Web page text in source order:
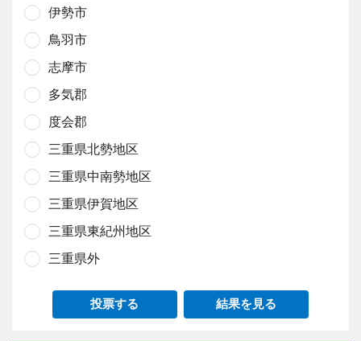
伊勢市
鳥羽市
志摩市
多気郡
度会郡
三重県北勢地区
三重県中南勢地区
三重県伊賀地区
三重県東紀州地区
三重県外
投票する 結果を見る